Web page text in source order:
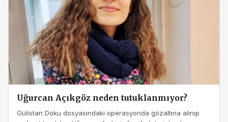
Uğurcan Açıkgöz neden tutuklanmıyor?
Gülistan Doku dosyasındaki operasyonda gözaltına alınıp